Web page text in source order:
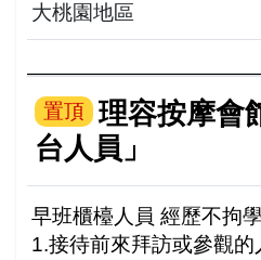
大桃園地區
置頂
理容按摩會
台人員」
早班櫃檯人員 經歷不拘
1.接待前來拜訪或參觀